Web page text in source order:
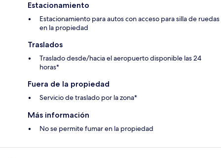
Estacionamiento
Estacionamiento para autos con acceso para silla de ruedas
en la propiedad
Traslados
Traslado desde/hacia el aeropuerto disponible las 24
horas*
Fuera de la propiedad
Servicio de traslado por la zona*
Más información
No se permite fumar en la propiedad